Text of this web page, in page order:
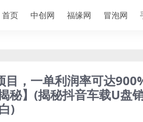
首页 中创网 福缘网 冒泡网
，一单利润率可达
秘】(揭秘抖音车载U盘
)